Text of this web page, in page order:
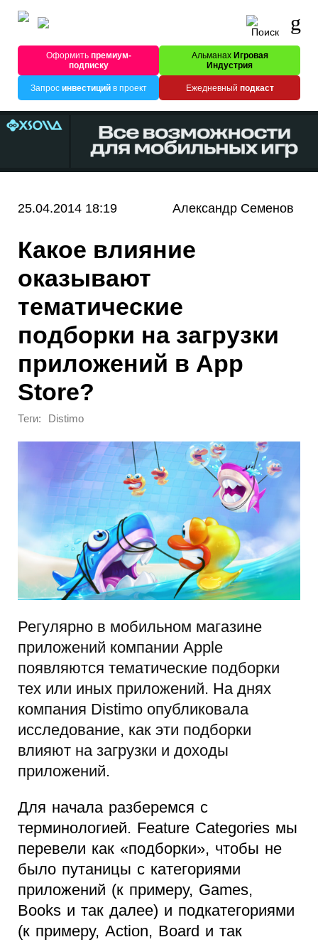
Оформитьпремиум-
подписку
Альманах Игровая
Индустрия
Запрос инвестицийв проект Ежедневный подкаст
25.04.2014 18:19 Александр Семенов
Какое влияние
оказывают
тематические
подборки на загрузки
приложений в App
Store?
Теги: Distimo
Регулярно в мобильном магазине
приложений компании Apple
появляются тематические подборки
тех или иных приложений. На днях
компания Distimo опубликовала
исследование, как эти подборки
влияют на загрузки и доходы
приложений.
Для начала разберемся с
терминологией. Feature Categories мы
перевели как «подборки», чтобы не
было путаницы с категориями
приложений (к примеру, Games,
Books и так далее) и подкатегориями
(к примеру, Action, Board и так